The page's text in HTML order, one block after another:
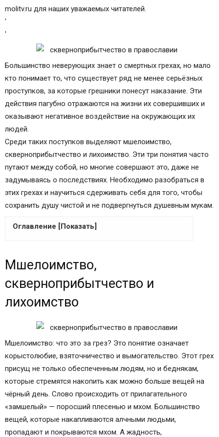
molitv.ru для наших уважаемых читателей.
'
'
Большинство неверующих знает о смертных грехах, но мало
кто понимает то, что существует ряд не менее серьёзных
проступков, за которые грешники понесут наказание. Эти
действия пагубно отражаются на жизни их совершивших и
оказывают негативное воздействие на окружающих их
людей.
Среди таких поступков выделяют мшелоимство,
скверноприбытчество и лихоимство. Эти три понятия часто
путают между собой, но многие совершают это, даже не
задумываясь о последствиях. Необходимо разобраться в
этих грехах и научиться сдерживать себя для того, чтобы
сохранить душу чистой и не подвергнуться душевным мукам.
Оглавление [Показать]
лихоимство
Позиция православия
Борьба с грехом
Мшелоимство: что это за грех
Можно ли избавиться?
Скверноприбытчество
Лихоимство
Исповедай грех свой…
Полезное видео
Скверноприбытчество
Мшелоимство,
скверноприбытчество и
лихоимство
Мшелоимство: что это за грез? Это понятие означает
корыстолюбие, взяточничество и вымогательство. Этот грех
присущ не только обеспеченным людям, но и беднякам,
которые стремятся накопить как можно больше вещей на
чёрный день. Слово происходить от прилагательного
«замшелый» — поросший плесенью и мхом. Большинство
вещей, которые накапливаются алчными людьми,
пропадают и покрываются мхом. А жадность,